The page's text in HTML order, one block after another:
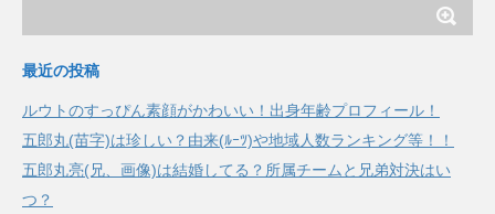
最近の投稿
ルウトのすっぴん素顔がかわいい！出身年齢プロフィール！
五郎丸(苗字)は珍しい？由来(ﾙｰﾂ)や地域人数ランキング等！！
五郎丸亮(兄、画像)は結婚してる？所属チームと兄弟対決はい
つ？